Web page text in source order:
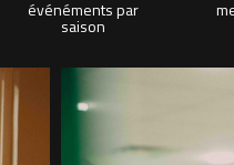
événéments par
saison